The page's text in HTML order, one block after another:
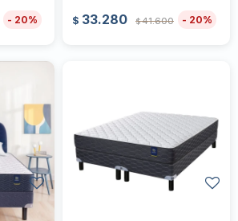
20 $ 33.280 $41.600 20